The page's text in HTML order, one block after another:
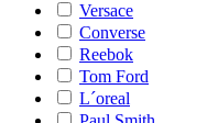
Versace
Converse
Reebok
Tom Ford
L´oreal